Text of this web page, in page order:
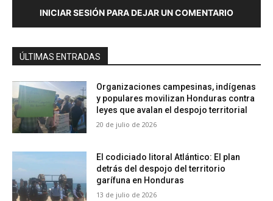
INICIAR SESIÓN PARA DEJAR UN COMENTARIO
ÚLTIMAS ENTRADAS
Organizaciones campesinas, indígenas
y populares movilizan Honduras contra
leyes que avalan el despojo territorial
20 de julio de 2026
El codiciado litoral Atlántico: El plan
detrás del despojo del territorio
garífuna en Honduras
13 de julio de 2026